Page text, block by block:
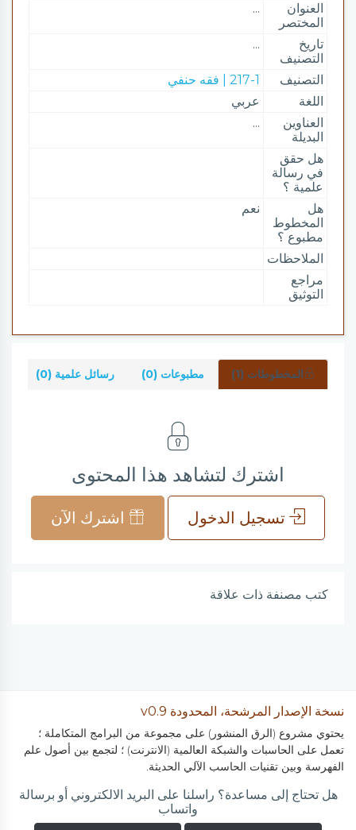
العنوان
المختصر
...
تاريخ
التصنيف
...
التصنيف
217-1 | فقه حنفي
اللغة
عربي
العناوين
البديلة
...
هل حقق
في رسالة
علمية ؟
هل
المخطوط
مطبوع ؟
نعم
الملاحظات
مراجع
التوثيق
المخطوطات (1) مطبوعات (0) رسائل علمية (0)
اشترك لتشاهد هذا المحتوى
تسجيل الدخول اشترك الآن
كتب مصنفة ذات علاقة
نسخة الإصدار المرشحة، المحدودة v0.9
يحتوي مشروع (الرق المنشور) على مجموعة من البرامج المتكاملة ؛
تعمل على الحاسبات والشبكة العالمية (الانترنت) ؛ لتجمع بين أصول علم
الفهرسة وبين تقنيات الحاسب الآلي الحديثة.
هل تحتاج إلى مساعدة؟ راسلنا على البريد الالكتروني أو برسالة
واتساب